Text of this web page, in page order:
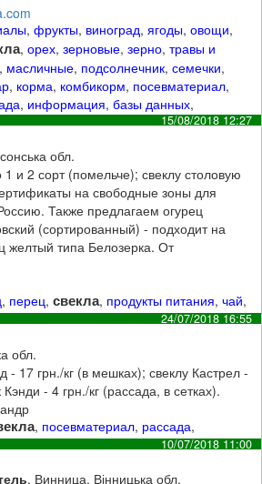
,фрукты, виноград,ягоды,овощи,
,орех,зерновые,зерно,травы и
, масличные, подсолнечник,семечки,
, корма, комбикорм, посевматериал,
, информация,базы данных,
15/08/2018 12:27
обл.
и 2 сорт (помельче); свеклу столовую
на свободные зоны для
Также предлагаем огурец
(сортированный) - подходит на
желтый типа Белозерка. От
, перец,свекла, продукты питания,чай,
24/07/2018 16:55
обл.
- 17 грн./кг (в мешках); свеклу Кастрел -
- 4 грн./кг (рассада, в сетках).
, посевматериал, рассада,
10/07/2018 11:00
, Винница, Вінницька обл.